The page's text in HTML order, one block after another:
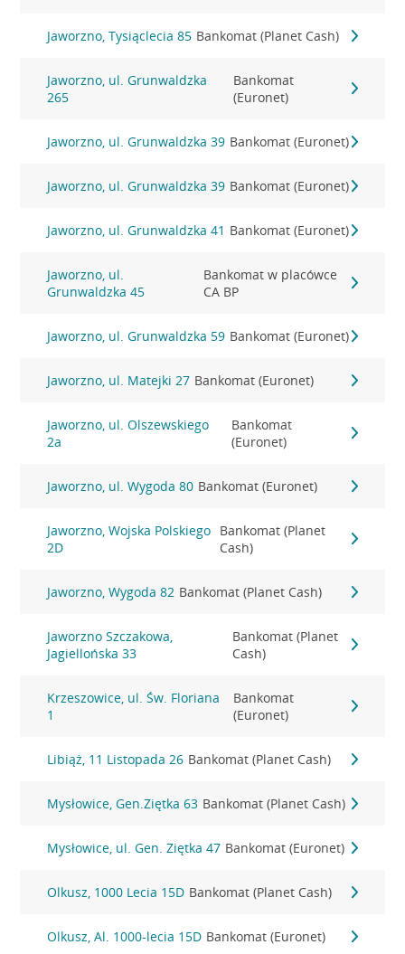
Jaworzno, Tysiąclecia 85 Bankomat (Planet Cash)
Jaworzno, ul. Grunwaldzka
265
Bankomat
(Euronet)
Jaworzno, ul. Grunwaldzka 39 Bankomat (Euronet)
Jaworzno, ul. Grunwaldzka 39 Bankomat (Euronet)
Jaworzno, ul. Grunwaldzka 41 Bankomat (Euronet)
Jaworzno, ul.
Grunwaldzka 45
Bankomat w placówce
CA BP
Jaworzno, ul. Grunwaldzka 59 Bankomat (Euronet)
Jaworzno, ul. Matejki 27 Bankomat (Euronet)
Jaworzno, ul. Olszewskiego
2a
Bankomat
(Euronet)
Jaworzno, ul. Wygoda 80 Bankomat (Euronet)
Jaworzno, Wojska Polskiego
2D
Bankomat (Planet
Cash)
Jaworzno, Wygoda 82 Bankomat (Planet Cash)
Jaworzno Szczakowa,
Jagiellońska 33
Bankomat (Planet
Cash)
Krzeszowice, ul. Św. Floriana
1
Bankomat
(Euronet)
Libiąż, 11 Listopada 26 Bankomat (Planet Cash)
Mysłowice, Gen.Ziętka 63 Bankomat (Planet Cash)
Mysłowice, ul. Gen. Ziętka 47 Bankomat (Euronet)
Olkusz, 1000 Lecia 15D Bankomat (Planet Cash)
Olkusz, Al. 1000-lecia 15D Bankomat (Euronet)